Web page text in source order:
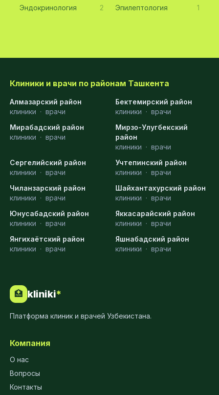
Эндокринология 2 Эпилептология 1
Клиники и врачи по районам Ташкента
Алмазарский район
клиники · врачи
Бектемирский район
клиники · врачи
Мирабадский район
клиники · врачи
Мирзо-Улугбекский
район
клиники · врачи
Сергелийский район
клиники · врачи
Учтепинский район
клиники · врачи
Чиланзарский район
клиники · врачи
Шайхантахурский район
клиники · врачи
Юнусабадский район
клиники · врачи
Яккасарайский район
клиники · врачи
Янгихаётский район
клиники · врачи
Яшнабадский район
клиники · врачи
🏥 kliniki*
Платформа клиник и врачей Узбекистана.
Компания
О нас
Вопросы
Контакты